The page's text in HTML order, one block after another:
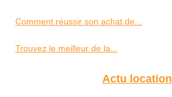
Comment réussir son achat de...
Trouvez le meilleur de la...
Actu location